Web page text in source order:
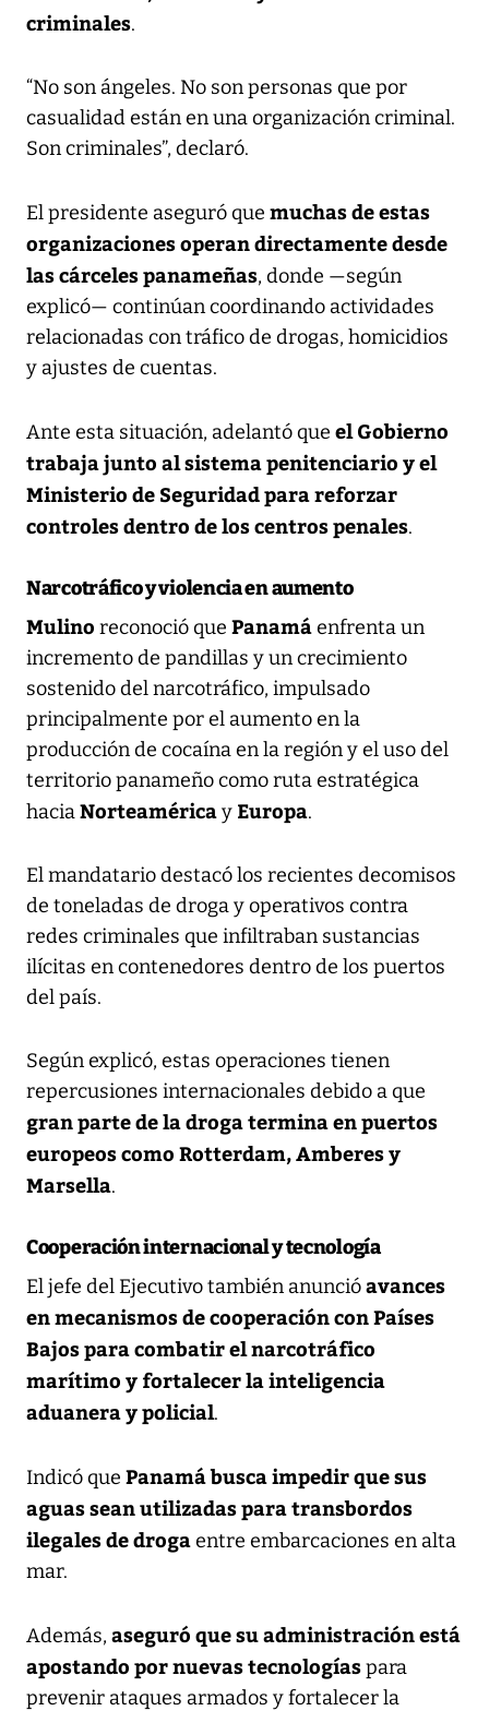
criminales.
“No son ángeles. No son personas que por
casualidad están en una organización criminal.
Son criminales”, declaró.
El presidente aseguró que muchas de estas
organizaciones operan directamente desde
las cárceles panameñas, donde —según
explicó— continúan coordinando actividades
relacionadas con tráfico de drogas, homicidios
y ajustes de cuentas.
Ante esta situación, adelantó que el Gobierno
trabaja junto al sistema penitenciario y el
Ministerio de Seguridad para reforzar
controles dentro de los centros penales.
Narcotráfico y violencia en aumento
Mulino reconoció que Panamáenfrenta un
incremento de pandillas y un crecimiento
sostenido del narcotráfico, impulsado
principalmente por el aumento en la
producción de cocaína en la región y el uso del
territorio panameño como ruta estratégica
haciaNorteaméricay Europa.
El mandatario destacó los recientes decomisos
de toneladas de droga y operativos contra
redes criminales que infiltraban sustancias
ilícitas en contenedores dentro de los puertos
del país.
Según explicó, estas operaciones tienen
repercusiones internacionales debido a que
gran parte de la droga termina en puertos
europeos como Rotterdam, Amberes y
Marsella.
Cooperación internacional y tecnología
El jefe del Ejecutivo también anuncióavances
en mecanismos de cooperación con Países
Bajos para combatir el narcotráfico
marítimo y fortalecer la inteligencia
aduanera y policial.
Indicó que Panamá busca impedir que sus
aguas sean utilizadas para transbordos
ilegales de drogaentre embarcaciones en alta
mar.
Además, aseguró que su administración está
apostando por nuevas tecnologíaspara
prevenir ataques armados y fortalecer la